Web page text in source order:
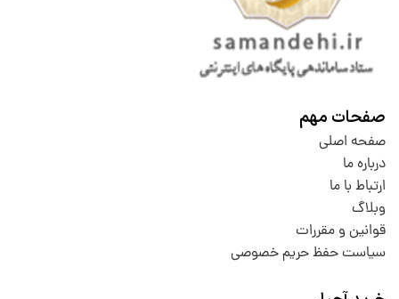
صفحات مهم
صفحه اصلی
درباره ما
ارتباط با ما
وبلاگ
قوانین و مقررات
سیاست حفظ حریم خصوصی